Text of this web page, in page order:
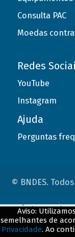
Consulta PAC
Moedas
Redes
YouTube
Instagram
Ajuda
Perguntas
© BNDES.
Aviso:
semelhantes de
Privacidade. Ao
ConteÃºdo
${title}${badge}